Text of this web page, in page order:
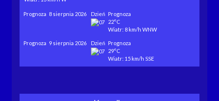
Prognoza 8 sierpnia 2026 Dzień Prognoza
22°C
Wiatr: 8 km/h WNW
Prognoza 9 sierpnia 2026 Dzień Prognoza
29°C
Wiatr: 15 km/h SSE